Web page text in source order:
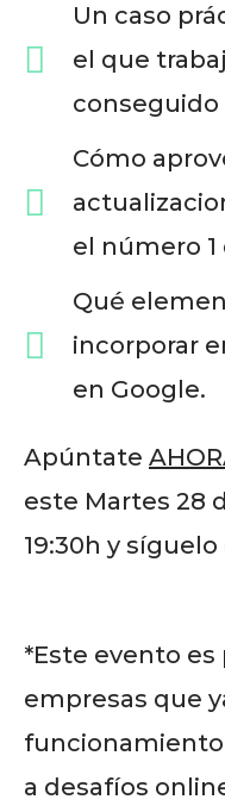
Un caso
el que
conseguido
Cómo
el número
Qué
incorporar
en Google.
Apúntate
este Martes 28
19:30h y
*Este evento
empresas que
a desafíos